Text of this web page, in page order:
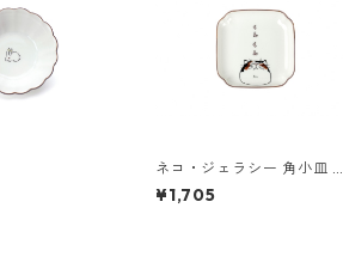
ネコ・ジェラシー 角小皿 み
けねこ
¥1,705